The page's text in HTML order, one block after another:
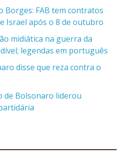
Borges: FAB tem contratos
Israel após o 8 de outubro
midiática na guerra da
legendas em português
disse que reza contra o
de Bolsonaro liderou